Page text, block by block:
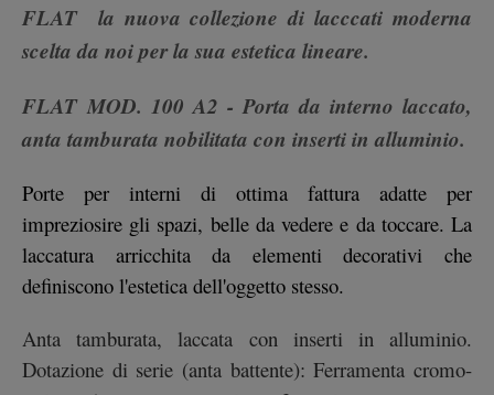
FLAT la nuova collezione di lacccati moderna
scelta da noi per la sua estetica lineare.
FLAT MOD. 100 A2 - Porta da interno laccato,
anta tamburata nobilitata con inserti in alluminio.
Porte per interni di ottima fattura adatte per
impreziosire gli spazi, belle da vedere e da toccare. La
laccatura arricchita da elementi decorativi che
definiscono l'estetica dell'oggetto stesso.
Anta tamburata, laccata con inserti in alluminio.
Dotazione di serie (anta battente): Ferramenta cromo-